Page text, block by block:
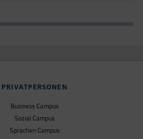
PRIVATPERSONEN
Business Campus
Sozial Campus
Sprachen Campus